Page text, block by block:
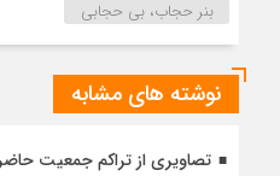
بنر حجاب، بی حجابی
نوشته های مشابه
تصاویری از تراکم جمعیت